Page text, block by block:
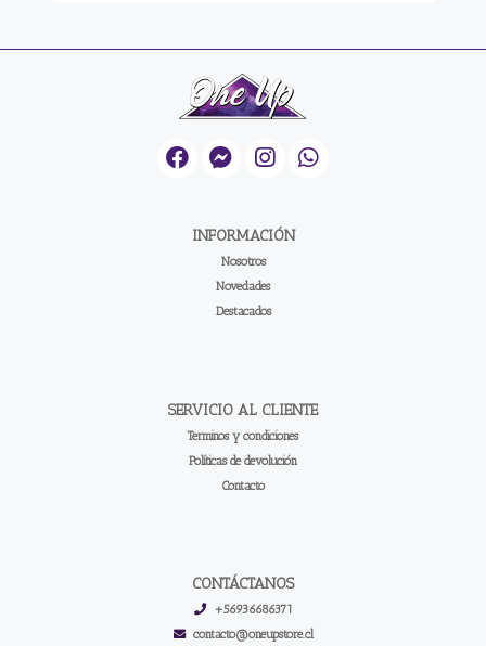
INFORMACIÓN
Nosotros
Novedades
Destacados
SERVICIO AL CLIENTE
Terminos y condiciones
Políticas de devolución
Contacto
CONTÁCTANOS
+56936686371
contacto@oneupstore.cl